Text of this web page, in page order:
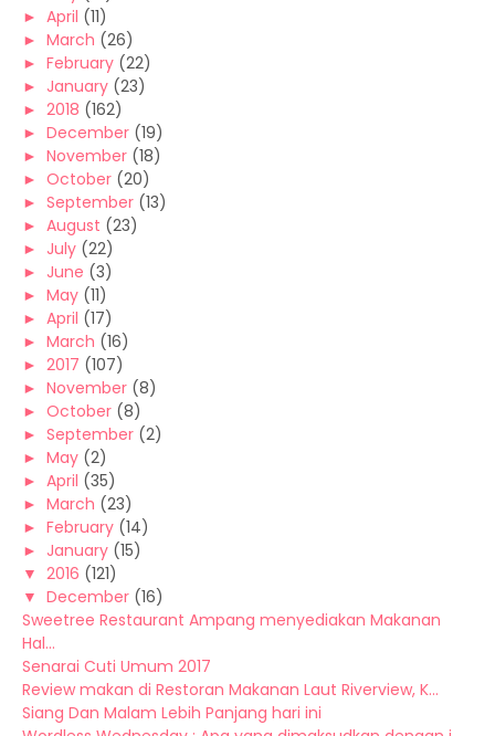
► April (11)
► March (26)
► February (22)
► January (23)
► 2018 (162)
► December (19)
► November (18)
► October (20)
► September (13)
► August (23)
► July (22)
► June (3)
► May (11)
► April (17)
► March (16)
► 2017 (107)
► November (8)
► October (8)
► September (2)
► May (2)
► April (35)
► March (23)
► February (14)
► January (15)
▼ 2016 (121)
▼ December (16)
Sweetree Restaurant Ampang menyediakan Makanan
Hal...
Senarai Cuti Umum 2017
Review makan di Restoran Makanan Laut Riverview, K...
Siang Dan Malam Lebih Panjang hari ini